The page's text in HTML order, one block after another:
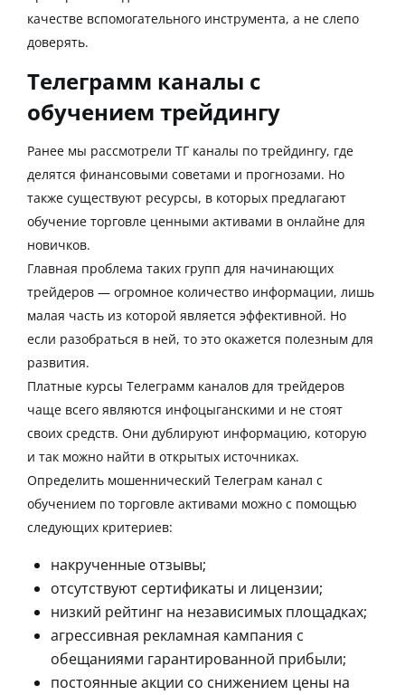
качестве вспомогательного инструмента, а не слепо
доверять.
Телеграмм каналы с
обучением трейдингу
Ранее мы рассмотрели ТГ каналы по трейдингу, где
делятся финансовыми советами и прогнозами. Но
также существуют ресурсы, в которых предлагают
обучение торговле ценными активами в онлайне для
новичков.
Главная проблема таких групп для начинающих
трейдеров — огромное количество информации, лишь
малая часть из которой является эффективной. Но
если разобраться в ней, то это окажется полезным для
развития.
Платные курсы Телеграмм каналов для трейдеров
чаще всего являются инфоцыганскими и не стоят
своих средств. Они дублируют информацию, которую
и так можно найти в открытых источниках.
Определить мошеннический Телеграм канал с
обучением по торговле активами можно с помощью
следующих критериев:
накрученные отзывы;
отсутствуют сертификаты и лицензии;
низкий рейтинг на независимых площадках;
агрессивная рекламная кампания с
обещаниями гарантированной прибыли;
постоянные акции со снижением цены на